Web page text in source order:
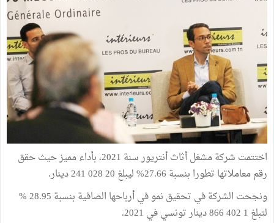
اختتمت شركة مشغل أثاث أنتريور سنة 2021، بأداء مميز حيث حقق
رقم معاملاتها تطورا بنسبة 27.66% ليبلغ 20 028 241 دينار.
ونجحت الشركة في تحقيق نمو في أرباحها الصافية بنسبة 28.95 %
لتبلغ 1 402 866 دينار تونسي في 2021.